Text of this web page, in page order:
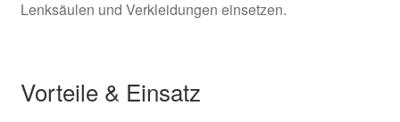
Lenksäulen und Verkleidungen einsetzen.
Vorteile & Einsatz